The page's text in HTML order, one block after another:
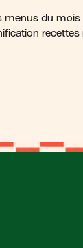
menus du mois
recettes